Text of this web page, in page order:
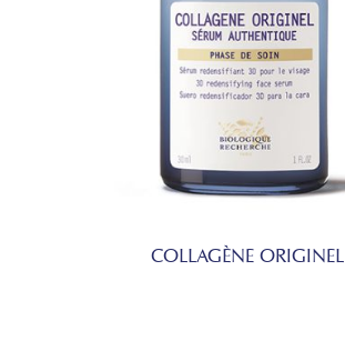
COLLAGÈNE ORIGINEL